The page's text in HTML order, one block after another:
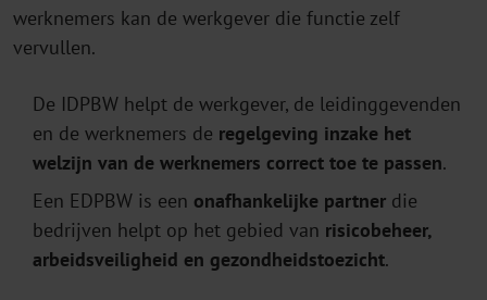
werknemers kan de werkgever die functie zelf
vervullen.
De IDPBW helpt de werkgever, de leidinggevenden
en de werknemers de regelgeving inzake het
welzijn van de werknemers correct toe te passen.
Een EDPBW is een onafhankelijke partner die
bedrijven helpt op het gebied van risicobeheer,
arbeidsveiligheid en gezondheidstoezicht.